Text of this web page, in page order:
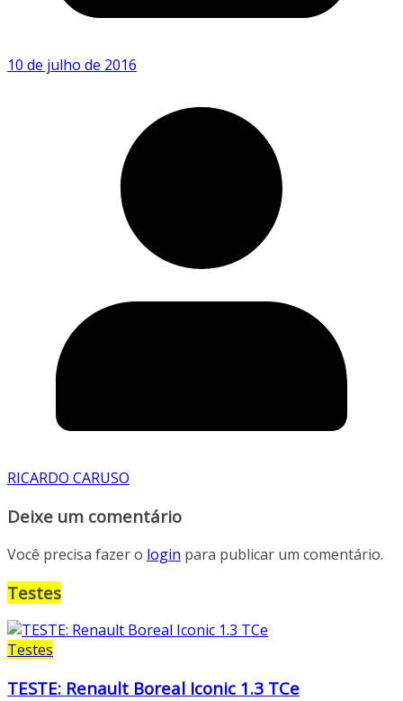
10 de julho de 2016
RICARDO CARUSO
Deixe um comentário
Você precisa fazer o login para publicar um comentário.
Testes
Testes
TESTE: Renault Boreal Iconic 1.3 TCe